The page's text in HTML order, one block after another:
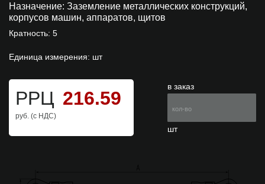
Назначение: Заземление металлических конструкций,
корпусов машин, аппаратов, щитов
Кратность: 5
Единица измерения: шт
РРЦ
руб. (с НДС)
216.59
в заказ
шт